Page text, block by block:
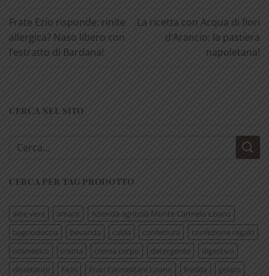
Frate Ezio risponde: rinite
allergica? Naso libero con
l’estratto di Bardana!
La ricetta con Acqua di fiori
d’Arancio: la pastiera
napoletana!
CERCA NEL SITO
Cerca:
CERCA PER TAG PRODOTTO
aloe vera amaro
Azienda agricola Monte Carmelo Loano
bagnodoccia
bevanda calda confettura
confezione regalo
cosmetico
crema crema corpo detergente
digestivo
dissetante
Fichi Frati Carmelitani Loano fredda
gelato